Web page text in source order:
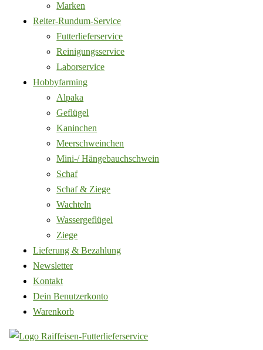
Marken
Reiter-Rundum-Service
Futterlieferservice
Reinigungsservice
Laborservice
Hobbyfarming
Alpaka
Geflügel
Kaninchen
Meerschweinchen
Mini-/ Hängebauchschwein
Schaf
Schaf & Ziege
Wachteln
Wassergeflügel
Ziege
Lieferung & Bezahlung
Newsletter
Kontakt
Dein Benutzerkonto
Warenkorb